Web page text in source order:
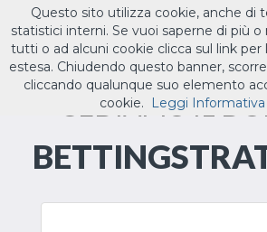
ILTUO.IT
CEDIAMO IL
Questo sito utilizza cookie, anche di
statistici interni. Se vuoi saperne di più o
tutti o ad alcuni cookie clicca sul link
estesa. Chiudendo questo banner,
cliccando qualunque suo elemento
cookie.
Leggi Informativa